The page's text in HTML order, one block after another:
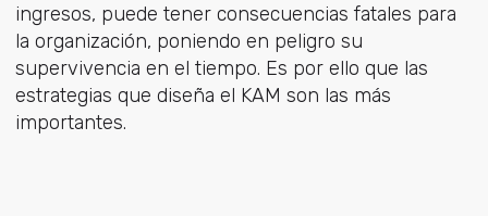
ingresos, puede tener consecuencias fatales para
la organización, poniendo en peligro su
supervivencia en el tiempo. Es por ello que las
estrategias que diseña el KAM son las más
importantes.